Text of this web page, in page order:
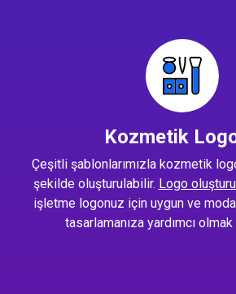
Kozmetik
Çeşitli şablonlarımızla kozmetik
şekilde oluşturulabilir. Logo
işletme logonuz için uygun ve
tasarlamanıza yardımcı